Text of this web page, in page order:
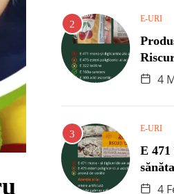
E-URI
4
E-URI
E
4